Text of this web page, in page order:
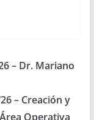
– Dr. Mariano
– Creación y
Operativa